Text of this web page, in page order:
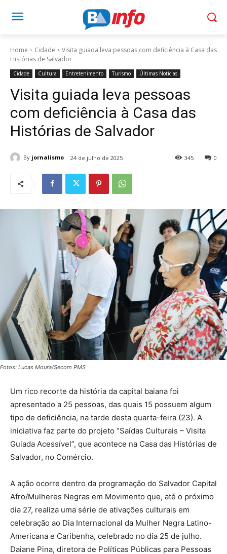
Home Cidade
Visita guiada leva pessoas com deficiência à Casa das
Histórias de Salvador
Cidade Cultura Entretenimento Turismo Últimas Notícias
Visita guiada leva pessoas
com deficiência à Casa das
Histórias de Salvador
By jornalismo 24 de julho de 2025 0
345
Fotos: Lucas Moura/Secom PMS
Um rico recorte da história da capital baiana foi
apresentado a 25 pessoas, das quais 15 possuem algum
tipo de deficiência, na tarde desta quarta-feira (23). A
iniciativa faz parte do projeto “Saídas Culturais – Visita
Guiada Acessível”, que acontece na Casa das Histórias de
Salvador, no Comércio.
A ação ocorre dentro da programação do Salvador Capital
Afro/Mulheres Negras em Movimento que, até o próximo
dia 27, realiza uma série de ativações culturais em
celebração ao Dia Internacional da Mulher Negra Latino-
Americana e Caribenha, celebrado no dia 25 de julho.
Daiane Pina, diretora de Políticas Públicas para Pessoas